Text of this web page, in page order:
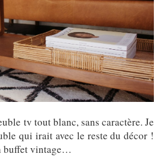
tv tout blanc, sans caractère. Je
qui irait avec le reste du décor !
buffet vintage…